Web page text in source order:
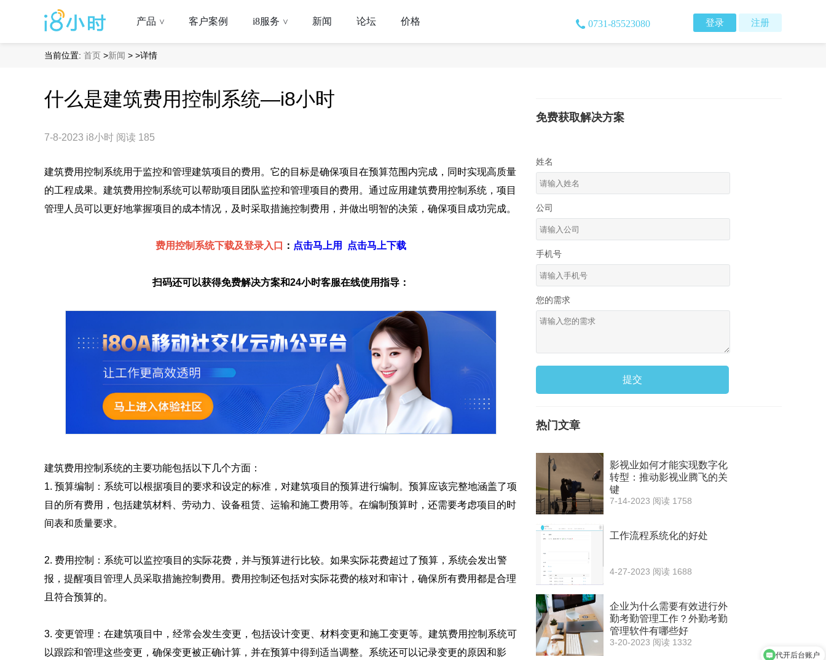
产品 > 客户案例 i8服务 > 新闻 论坛 价格 登录 注册
0731-85523080
当前位置: 首页 >新闻 > >详情
什么是建筑费用控制系统—i8小时
7-8-2023 i8小时 阅读 185
建筑费用控制系统用于监控和管理建筑项目的费用。它的目标是确保项目在预算范围内完成，同时实现高质量
的工程成果。建筑费用控制系统可以帮助项目团队监控和管理项目的费用。通过应用建筑费用控制系统，项目
管理人员可以更好地掌握项目的成本情况，及时采取措施控制费用，并做出明智的决策，确保项目成功完成。
费用控制系统下载及登录入口 ： 点击马上用 点击马上下载
扫码还可以获得免费解决方案和24小时客服在线使用指导：
建筑费用控制系统的主要功能包括以下几个方面：
1. 预算编制：系统可以根据项目的要求和设定的标准，对建筑项目的预算进行编制。预算应该完整地涵盖了项
目的所有费用，包括建筑材料、劳动力、设备租赁、运输和施工费用等。在编制预算时，还需要考虑项目的时
间表和质量要求。
2. 费用控制：系统可以监控项目的实际花费，并与预算进行比较。如果实际花费超过了预算，系统会发出警
报，提醒项目管理人员采取措施控制费用。费用控制还包括对实际花费的核对和审计，确保所有费用都是合理
且符合预算的。
3. 变更管理：在建筑项目中，经常会发生变更，包括设计变更、材料变更和施工变更等。建筑费用控制系统可
以跟踪和管理这些变更，确保变更被正确计算，并在预算中得到适当调整。系统还可以记录变更的原因和影
免费获取解决方案
姓名
公司
手机号
您的需求
提交
热门文章
影视业如何才能实现数字化
转型：推动影视业腾飞的关
键
7-14-2023 阅读 1758
工作流程系统化的好处
4-27-2023 阅读 1688
企业为什么需要有效进行外
勤考勤管理工作？外勤考勤
管理软件有哪些好
3-20-2023 阅读 1332
代开后台账户